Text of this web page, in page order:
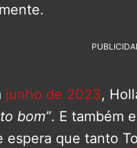
junho de 2023,
bom”. E também
espera que tanto